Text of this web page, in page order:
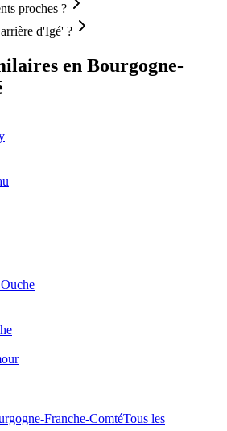
proches ?
d'Igé' ?
en Bourgogne-
Franche-ComtéTous les